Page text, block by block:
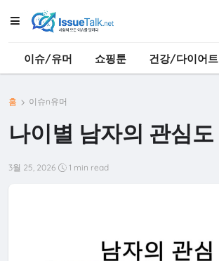
이슈/유머 쇼핑툰 건강/다이어트
홈 이슈n유머
나이별 남자의 관심도
3월 25, 2026 1 min read